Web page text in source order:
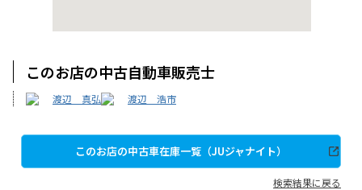
このお店の中古自動車販売士
渡辺 真弘 渡辺 浩市
このお店の中古車在庫一覧（JUジャナイト）
検索結果に戻る